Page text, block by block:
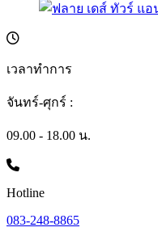
เวลาทำการ
จันทร์-ศุกร์ :
09.00 - 18.00 น.
Hotline
083-248-8865